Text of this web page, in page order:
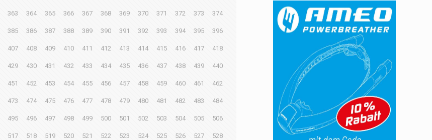
363 364 365 366 367 368 369 370 371 372 373 374
385 386 387 388 389 390 391 392 393 394 395 396
407 408 409 410 411 412 413 414 415 416 417 418
429 430 431 432 433 434 435 436 437 438 439 440
451 452 453 454 455 456 457 458 459 460 461 462
473 474 475 476 477 478 479 480 481 482 483 484
495 496 497 498 499 500 501 502 503 504 505 506
517 518 519 520 521 522 523 524 525 526 527 528